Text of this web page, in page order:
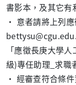
書影本，及其它有
• 意者請將上列
「應徵長庚大學
級)專任助理_求職
• 經審查符合條